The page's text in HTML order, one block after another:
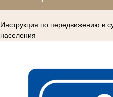
Инструкция по передвижению в
населения